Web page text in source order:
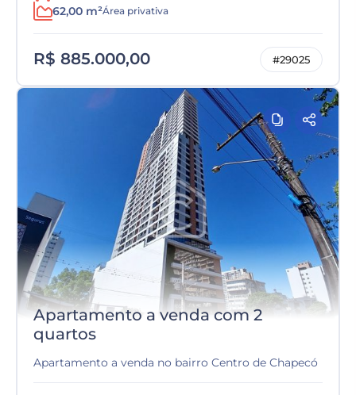
62,00 m²Área privativa
R$ 885.000,00 #29025
Apartamento a venda com 2
quartos
Apartamento a venda no bairro Centro de Chapecó